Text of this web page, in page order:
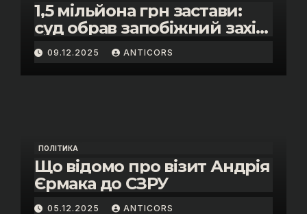
1,5 мільйона грн застави:
суд обрав запобіжний захід
помічнику нардепки Анни
Скороход у справі про
«санкційний підкуп»
09.12.2025 ANTICORS
ПОЛІТИКА
Що відомо про візит Андрія
Єрмака до СЗРУ
05.12.2025 ANTICORS